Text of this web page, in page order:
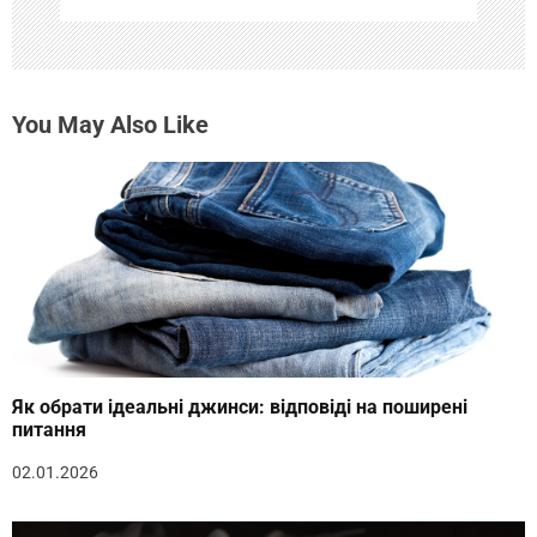
м
You May Also Like
Як обрати ідеальні джинси: відповіді на поширені
питання
02.01.2026